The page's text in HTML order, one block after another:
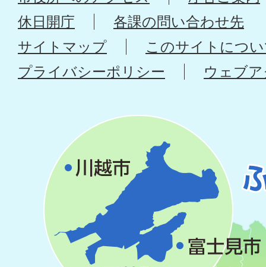
休日開庁
各課の問い合わせ先
サイトマップ
このサイトにつ
プライバシーポリシー
ウェブ